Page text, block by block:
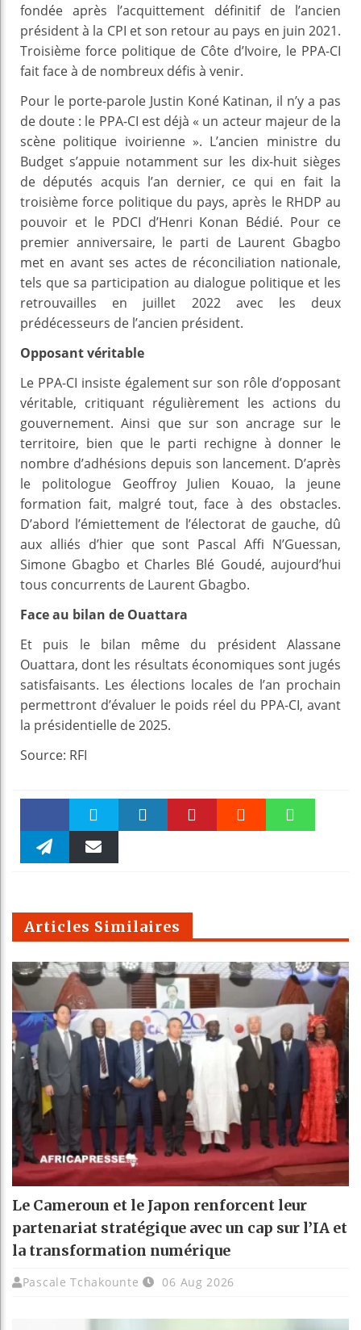
fondée après l’acquittement définitif de l’ancien
président à la CPI et son retour au pays en juin 2021.
Troisième force politique de Côte d’Ivoire, le PPA-CI
fait face à de nombreux défis à venir.
Pour le porte-parole Justin Koné Katinan, il n’y a pas
de doute : le PPA-CI est déjà « un acteur majeur de la
scène politique ivoirienne ». L’ancien ministre du
Budget s’appuie notamment sur les dix-huit sièges
de députés acquis l’an dernier, ce qui en fait la
troisième force politique du pays, après le RHDP au
pouvoir et le PDCI d’Henri Konan Bédié. Pour ce
premier anniversaire, le parti de Laurent Gbagbo
met en avant ses actes de réconciliation nationale,
tels que sa participation au dialogue politique et les
retrouvailles en juillet 2022 avec les deux
prédécesseurs de l’ancien président.
Opposant véritable
Le PPA-CI insiste également sur son rôle d’opposant
véritable, critiquant régulièrement les actions du
gouvernement. Ainsi que sur son ancrage sur le
territoire, bien que le parti rechigne à donner le
nombre d’adhésions depuis son lancement. D’après
le politologue Geoffroy Julien Kouao, la jeune
formation fait, malgré tout, face à des obstacles.
D’abord l’émiettement de l’électorat de gauche, dû
aux alliés d’hier que sont Pascal Affi N’Guessan,
Simone Gbagbo et Charles Blé Goudé, aujourd’hui
tous concurrents de Laurent Gbagbo.
Face au bilan de Ouattara
Et puis le bilan même du président Alassane
Ouattara, dont les résultats économiques sont jugés
satisfaisants. Les élections locales de l’an prochain
permettront d’évaluer le poids réel du PPA-CI, avant
la présidentielle de 2025.
Source: RFI
Faceboo Twitter
m
Articles Similaires
Le Cameroun et le Japon renforcent leur
partenariat stratégique avec un cap sur l’IA et
la transformation numérique
Pascale Tchakounte 06 Aug 2026